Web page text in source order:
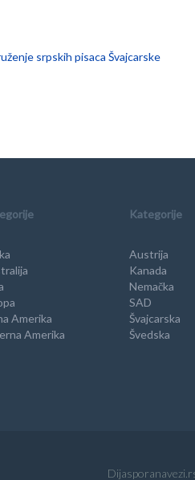
srpskih pisaca Švajcarske
Amerika
Amerika
Kategorije
Austrija
Kanada
Nemačka
SAD
Švajcarska
Švedska